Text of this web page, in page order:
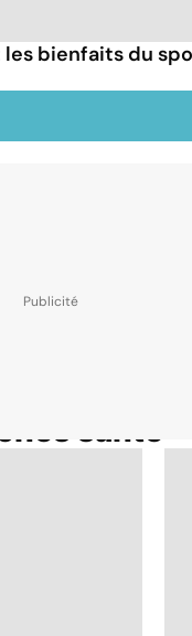
les bienfaits du
santé